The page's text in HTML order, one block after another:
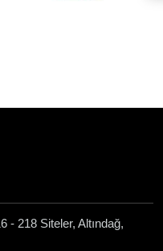
- 218 Siteler, Altındağ,